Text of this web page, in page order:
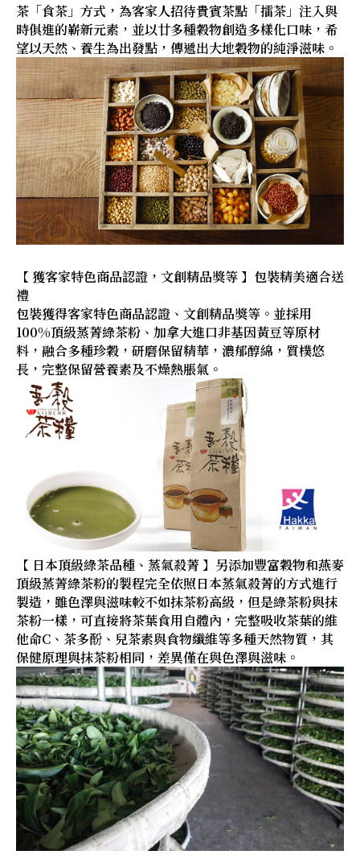
茶「食茶」方式，為客家人招待貴賓茶點「擂茶」注入與
時俱進的嶄新元素，並以廿多種穀物創造多樣化口味，希
望以天然、養生為出發點，傳遞出大地穀物的純淨滋味。
【 獲客家特色商品認證，文創精品獎等 】包裝精美適合送
禮
包裝獲得客家特色商品認證、文創精品獎等。並採用
100%頂級蒸菁綠茶粉、加拿大進口非基因黃豆等原材
料，融合多種珍穀，研磨保留精華，濃郁醇綿，質樸悠
長，完整保留營養素及不燥熱脹氣。
【 日本頂級綠茶品種、蒸氣殺菁 】另添加豐富穀物和燕麥
頂級蒸菁綠茶粉的製程完全依照日本蒸氣殺菁的方式進行
製造，雖色澤與滋味較不如抹茶粉高級，但是綠茶粉與抹
茶粉一樣，可直接將茶葉食用自體內，完整吸收茶葉的維
他命C、茶多酚、兒茶素與食物纖維等多種天然物質，其
保健原理與抹茶粉相同，差異僅在與色澤與滋味。